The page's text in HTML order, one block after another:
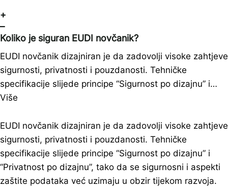
+
–
Koliko je siguran EUDI novčanik?
EUDI novčanik dizajniran je da zadovolji visoke zahtjeve
sigurnosti, privatnosti i pouzdanosti. Tehničke
specifikacije slijede principe “Sigurnost po dizajnu” i…
Više
EUDI novčanik dizajniran je da zadovolji visoke zahtjeve
sigurnosti, privatnosti i pouzdanosti. Tehničke
specifikacije slijede principe “Sigurnost po dizajnu” i
“Privatnost po dizajnu”, tako da se sigurnosni i aspekti
zaštite podataka već uzimaju u obzir tijekom razvoja.